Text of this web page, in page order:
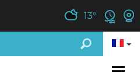
13°